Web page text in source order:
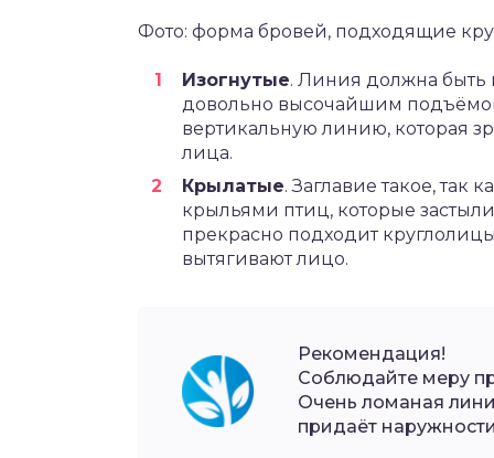
Фото: форма бровей, подходящие
Изогнутые. Линия должна быть
довольно высочайшим
вертикальную линию, которая
лица.
Крылатые. Заглавие такое,
крыльями птиц, которые
прекрасно подходит
вытягивают лицо.
Рекомендация!
Соблюдайте меру
Очень ломаная
придаёт